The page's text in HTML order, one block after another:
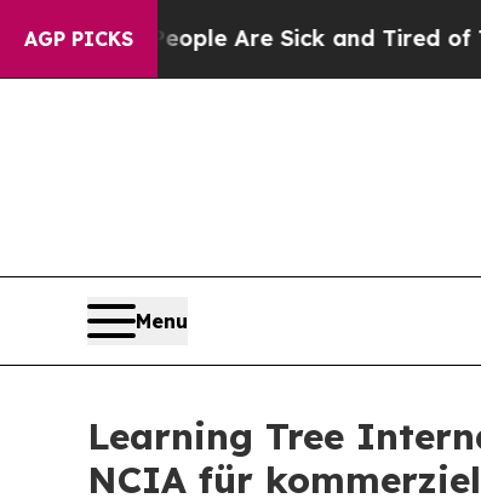
AGP PICKS
“People Are Sick and Tired of This
Menu
Learning Tree
NCIA für